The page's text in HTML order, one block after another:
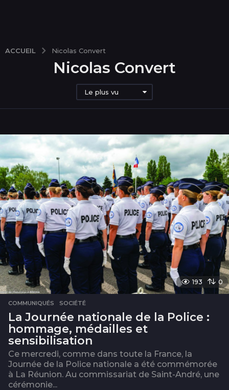
ACCUEIL Nicolas Convert
Nicolas Convert
Le plus vu
193 0
COMMUNIQUÉS ,SOCIÉTÉ
La Journée nationale de la Police :
hommage, médailles et
sensibilisation
Ce mercredi, comme dans toute la France, la
Journée de la Police nationale a été commémorée
à La Réunion. Au commissariat de Saint-André, une
cérémonie...